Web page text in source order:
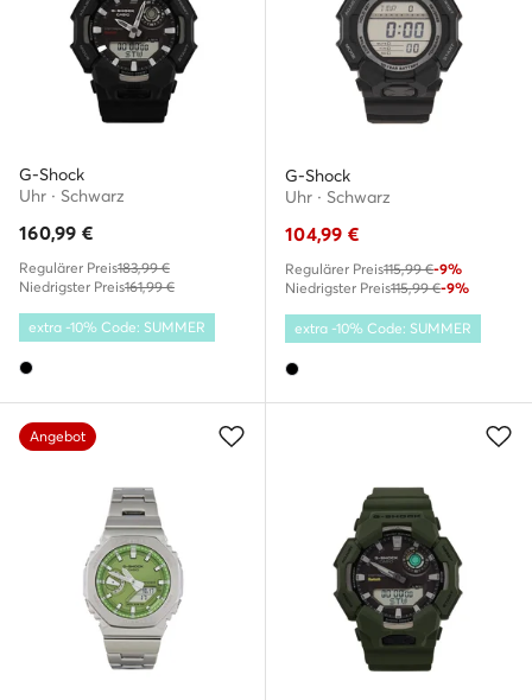
G-Shock
Uhr · Schwarz
160,99 €
Regulärer Preis183,99 €
Niedrigster Preis161,99 €
extra -10% Code: SUMMER
G-Shock
Uhr · Schwarz
104,99 €
Regulärer Preis115,99 €-9%
Niedrigster Preis115,99 €-9%
extra -10% Code: SUMMER
Angebot